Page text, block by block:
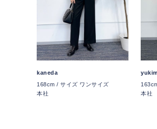
kaneda
168cm / サイズ ワンサイズ
本社
本社